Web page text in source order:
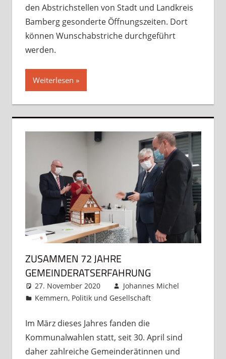
den Abstrichstellen von Stadt und Landkreis
Bamberg gesonderte Öffnungszeiten. Dort
können Wunschabstriche durchgeführt
werden.
Weiterlesen
ZUSAMMEN 72 JAHRE
GEMEINDERATSERFAHRUNG
27. November 2020
Johannes Michel
Kemmern, Politik und Gesellschaft
Im März dieses Jahres fanden die
Kommunalwahlen statt, seit 30. April sind
daher zahlreiche Gemeinderätinnen und